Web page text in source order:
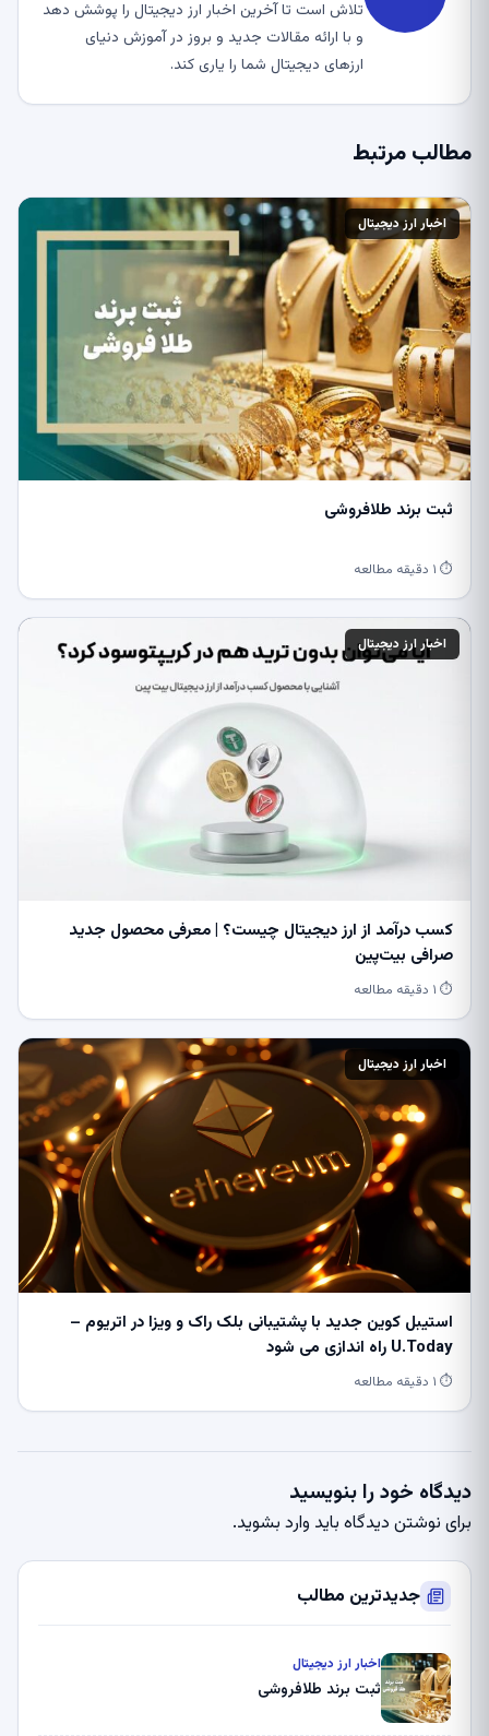
تلاش است تا آخرین اخبار ارز دیجیتال را پوشش دهد
و با ارائه مقالات جدید و بروز در آموزش دنیای
ارزهای دیجیتال شما را یاری کند.
مطالب مرتبط
اخبار ارز دیجیتال
ثبت برند طلافروشی
⏱ ۱ دقیقه مطالعه
اخبار ارز دیجیتال
کسب درآمد از ارز دیجیتال چیست؟ | معرفی محصول جدید
صرافی بیت‌پین
⏱ ۱ دقیقه مطالعه
اخبار ارز دیجیتال
استیبل کوین جدید با پشتیبانی بلک راک و ویزا در اتریوم –
U.Today راه اندازی می شود
⏱ ۱ دقیقه مطالعه
دیدگاه خود را بنویسید
برای نوشتن دیدگاه باید وارد بشوید.
جدیدترین مطالب
اخبار ارز دیجیتال
ثبت برند طلافروشی